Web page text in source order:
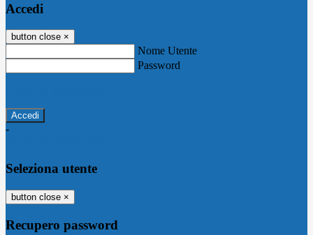
Accedi
button close ×
Nome Utente
Password
-
Seleziona utente
button close ×
Recupero password